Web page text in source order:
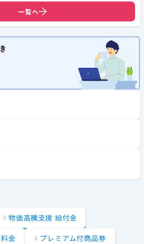
一覧へ
物価高騰支援 給付金
金 プレミアム付商品券